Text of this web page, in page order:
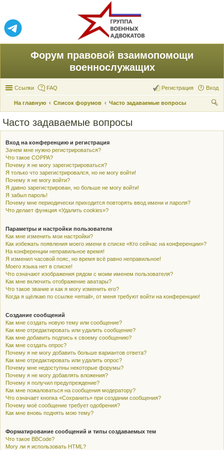
Форум правовой взаимопомощи
военнослужащих
Ссылки FAQ Вход
Регистрация
На главную Список форумов
Часто задаваемые вопросы
Часто задаваемые вопросы
Вход на конференцию и регистрация
Зачем мне нужно регистрироваться?
Что такое COPPA?
Почему я не могу зарегистрироваться?
Я только что зарегистрировался, но не могу войти!
Почему я не могу войти?
Я давно зарегистрирован, но больше не могу войти!
Я забыл пароль!
Почему мне периодически приходится повторять ввод имени и пароля?
Что делает функция «Удалить cookies»?
Параметры и настройки пользователя
Как мне изменить мои настройки?
Как избежать появления моего имени в списке «Кто сейчас на конференции»?
На конференции неправильное время!
Я изменил часовой пояс, но время всё равно неправильное!
Моего языка нет в списке!
Что означают изображения рядом с моим именем пользователя?
Как мне включить отображение аватары?
Что такое звание и как я могу изменить его?
Когда я щёлкаю по ссылке «email», от меня требуют войти на конференцию!
Создание сообщений
Как мне создать новую тему или сообщение?
Как мне отредактировать или удалить сообщение?
Как мне добавить подпись к своему сообщению?
Как мне создать опрос?
Почему я не могу добавить больше вариантов ответа?
Как мне отредактировать или удалить опрос?
Почему мне недоступны некоторые форумы?
Почему я не могу добавлять вложения?
Почему я получил предупреждение?
Как мне пожаловаться на сообщения модератору?
Что означает кнопка «Сохранить» при создании сообщения?
Почему моё сообщение требует одобрения?
Как мне вновь поднять мою тему?
Форматирование сообщений и типы создаваемых тем
Что такое BBCode?
Могу ли я использовать HTML?